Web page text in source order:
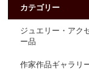
カテゴリー
ジュエリー・アク
ー品
作家作品ギャラリ